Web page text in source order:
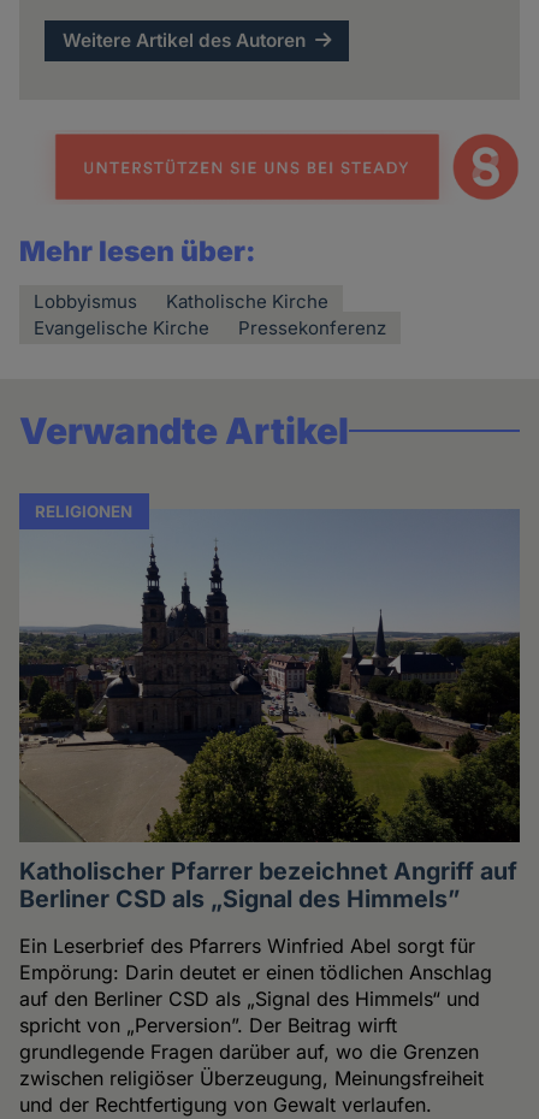
Weitere Artikel des Autoren
Mehr lesen über:
Lobbyismus
Katholische Kirche
Evangelische Kirche
Pressekonferenz
Verwandte Artikel
RELIGIONEN
Katholischer Pfarrer bezeichnet Angriff auf
Berliner CSD als „Signal des Himmels”
Ein Leserbrief des Pfarrers Winfried Abel sorgt für
Empörung: Darin deutet er einen tödlichen Anschlag
auf den Berliner CSD als „Signal des Himmels“ und
spricht von „Perversion”. Der Beitrag wirft
grundlegende Fragen darüber auf, wo die Grenzen
zwischen religiöser Überzeugung, Meinungsfreiheit
und der Rechtfertigung von Gewalt verlaufen.